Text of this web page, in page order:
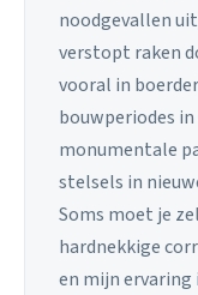
noodgevallen
verstopt raken
vooral in
bouwperiodes
monumentale
stelsels in
Soms moet je
hardnekkige
en mijn ervaring